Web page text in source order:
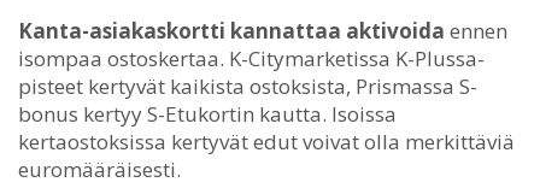
Kanta-asiakaskortti kannattaa aktivoida ennen
isompaa ostoskertaa. K-Citymarketissa K-Plussa-
pisteet kertyvät kaikista ostoksista, Prismassa S-
bonus kertyy S-Etukortin kautta. Isoissa
kertaostoksissa kertyvät edut voivat olla merkittäviä
euromääräisesti.